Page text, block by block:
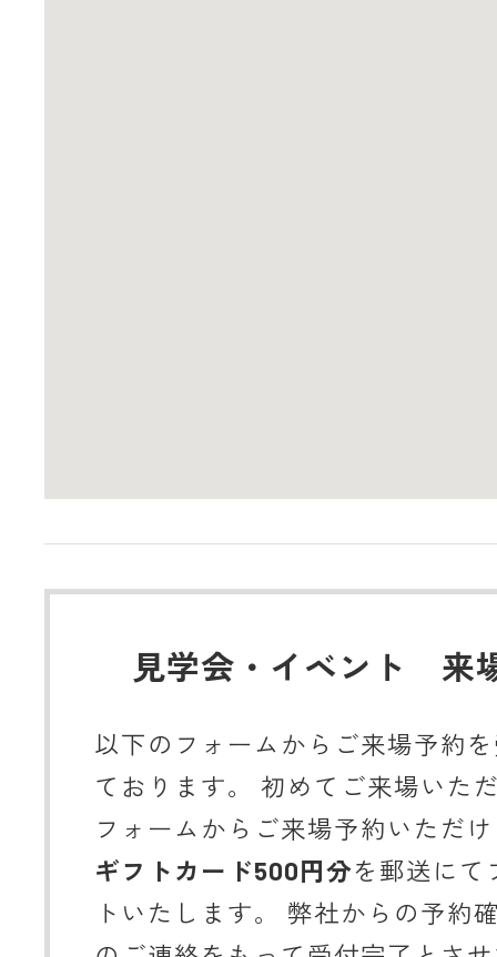
見学会・イベント 来
以下のフォームからご来場予約
ております。 初めてご来場いた
フォームからご来場予約いただ
ギフトカード500円分を郵送にて
トいたします。 弊社からの予約